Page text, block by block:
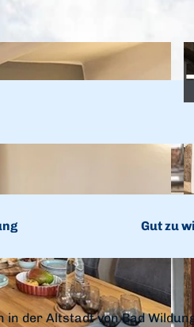
Gut zu
der Altstadt von Bad